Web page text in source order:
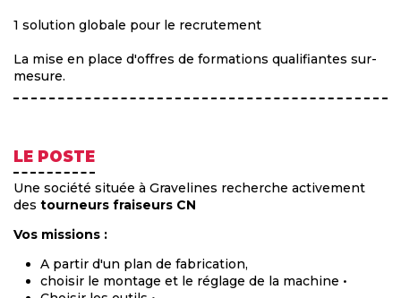
1 solution globale pour le recrutement
La mise en place d'offres de formations qualifiantes sur-
mesure.
LE POSTE
Une société située à Gravelines recherche activement
des tourneurs fraiseurs CN
Vos missions :
A partir d'un plan de fabrication,
choisir le montage et le réglage de la machine •